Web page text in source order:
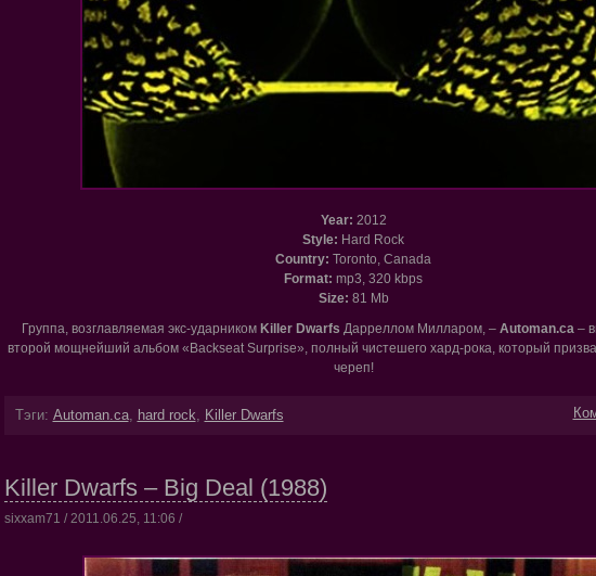
Year: 2012
Style: Hard Rock
Country: Toronto, Canada
Format: mp3, 320 kbps
Size: 81 Mb
Группа, возглавляемая экс-ударником Killer Dwarfs Дарреллом Милларом, – Automan.ca–
второй мощнейший альбом «Backseat Surprise», полный чистешего хард-рока, который
череп!
Тэги: Automan.ca, hard rock, Killer Dwarfs
Killer Dwarfs – Big Deal (1988)
sixxam71 / 2011.06.25, 11:06 /